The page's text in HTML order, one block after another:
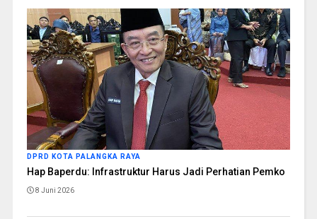
DPRD KOTA PALANGKA RAYA
Hap Baperdu: Infrastruktur Harus Jadi Perhatian Pemko
8 Juni 2026